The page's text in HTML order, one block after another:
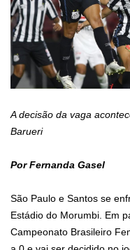
A decisão da vaga
Barueri
Por Fernanda Gasel
São Paulo e Santos se
Estádio do Morumbi. Em
Campeonato Brasileiro